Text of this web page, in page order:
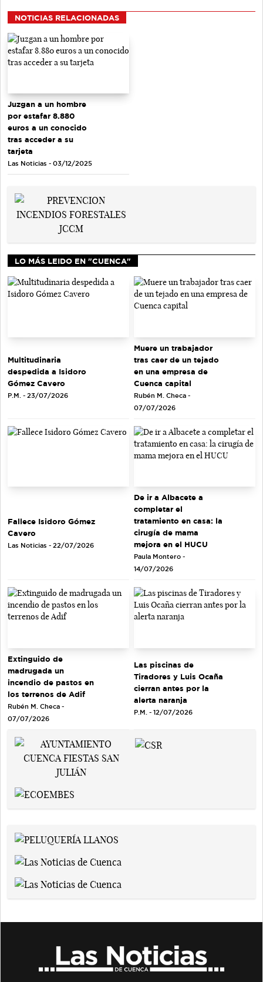
NOTICIAS RELACIONADAS
Juzgan a un hombre
por estafar 8.880
euros a un conocido
tras acceder a su
tarjeta
Las Noticias - 03/12/2025
LO MÁS LEIDO EN "CUENCA"
Multitudinaria
despedida a Isidoro
Gómez Cavero
P.M. - 23/07/2026
Muere un trabajador
tras caer de un tejado
en una empresa de
Cuenca capital
Rubén M. Checa -
07/07/2026
Fallece Isidoro Gómez
Cavero
Las Noticias - 22/07/2026
De ir a Albacete a
completar el
tratamiento en casa: la
cirugía de mama
mejora en el HUCU
Paula Montero -
14/07/2026
Extinguido de
madrugada un
incendio de pastos en
los terrenos de Adif
Rubén M. Checa -
07/07/2026
Las piscinas de
Tiradores y Luis Ocaña
cierran antes por la
alerta naranja
P.M. - 12/07/2026